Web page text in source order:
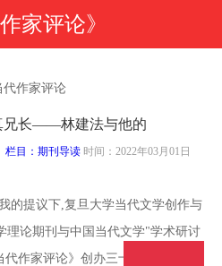
家评论》
兄长——林建法与他的
栏目： 期刊导读 时间：2022年03月01日
的提议下,复旦大学当代文学创作与
理论期刊与中国当代文学"学术研讨
代作家评论》创办三十周年,会议在